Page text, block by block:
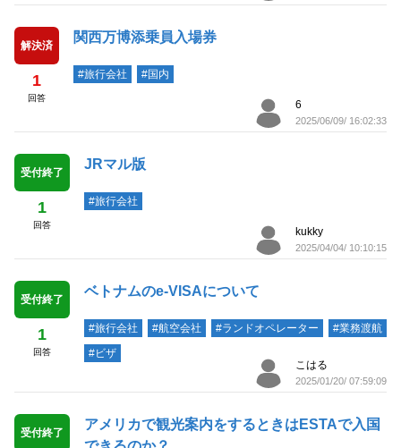
解決済
1
回答
関西万博添乗員入場券
#旅行会社 #国内
6
2025/06/09/ 16:02:33
受付終了
1
回答
JRマル版
#旅行会社
kukky
2025/04/04/ 10:10:15
受付終了
1
回答
ベトナムのe-VISAについて
#旅行会社 #航空会社 #ランドオペレーター
#業務渡航
#ビザ
こはる
2025/01/20/ 07:59:09
受付終了
アメリカで観光案内をするときはESTAで入国